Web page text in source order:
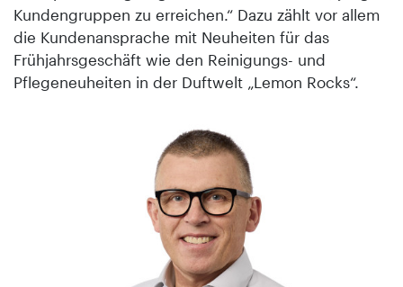
Kundengruppen zu erreichen.“ Dazu zählt vor allem
die Kundenansprache mit Neuheiten für das
Frühjahrsgeschäft wie den Reinigungs- und
Pflegeneuheiten in der Duftwelt „Lemon Rocks“.